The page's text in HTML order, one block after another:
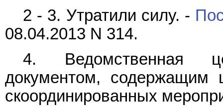
2 - 3. Утратили силу. -
08.04.2013 N 314.
4. Ведомственная
документом, содержащим
скоординированных